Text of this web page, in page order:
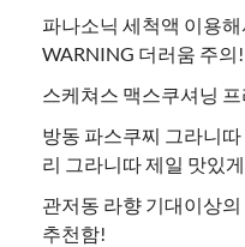
파나소닉 세척액 이용
WARNING 더러움 주의!
스케쳐스 맥스쿠셔닝
방동 파스쿠찌 그라니
리 그라니따 제일 맛있
관저동 라향 기대이상
추천함!